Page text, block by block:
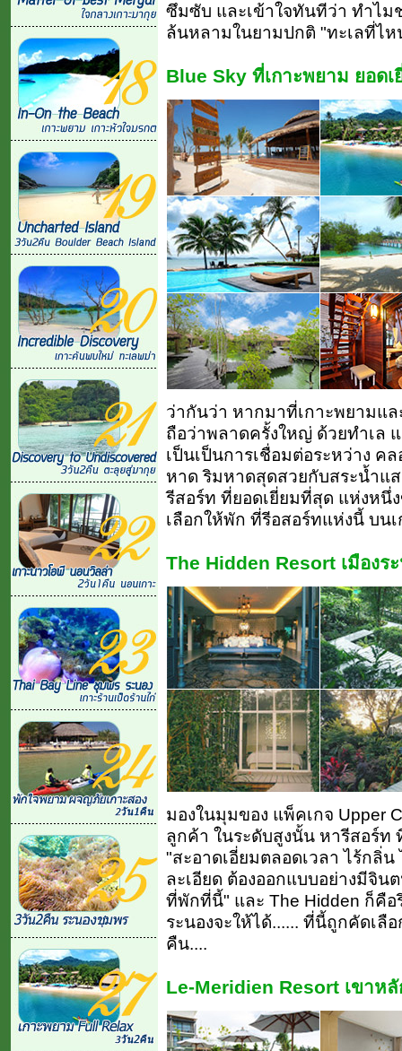
ซึมซับ และเข้าใจทันทีว่า ทำไม
ล้นหลามในยามปกติ "ทะเลที่ไห
Blue Sky ที่เกาะพยาม ยอด
ว่ากันว่า หากมาที่เกาะพยามแ
ถือว่าพลาดครั้งใหญ่ ด้วยทำเล
เป็นเป็นการเชื่อมต่อระหว่าง ค
หาด ริมหาดสุดสวยกับสระน้ำแ
รีสอร์ท ที่ยอดเยี่ยมที่สุด แห่งหนึ่
เลือกให้พัก ที่รีอสอร์ทแห่งนี้ บน
The Hidden Resort เมืองร
มองในมุมของ แพ็คเกจ Upper
ลูกค้า ในระดับสูงนั้น หารีสอร์ท
"สะอาดเอี่ยมตลอดเวลา ไร้กลิ่
ละเอียด ต้องออกแบบอย่างมีจิ
ที่พักที่นี้" และ The Hidden ก็คื
ระนองจะให้ได้...... ที่นี้ถูกคัดเลื
คืน....
Le-Meridien Resort เขาหลั